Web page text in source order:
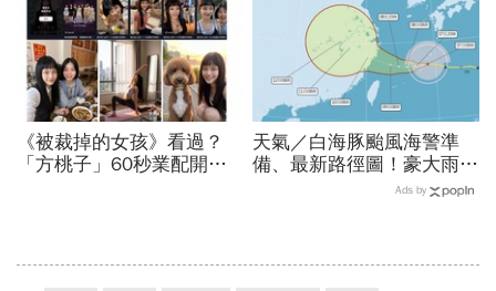
《被裁掉的女孩》看過？
「方桃子」60秒業配開價
天氣／白海豚颱風海警準
備、最新路徑圖！豪大雨紫
爆區、影響時間曝光，8/8
Ads by